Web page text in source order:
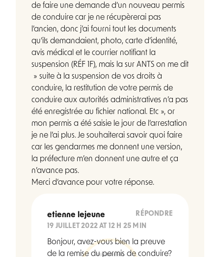
de faire une demande d’un nouveau permis
de conduire car je ne récupèrerai pas
l’ancien, donc j’ai fourni tout les documents
qu’ils demandaient, photo, carte d’identité,
avis médical et le courrier notifiant la
suspension (RÉF 1F), mais la sur ANTS on me dit
» suite à la suspension de vos droits à
conduire, la restitution de votre permis de
conduire aux autorités administratives n’a pas
été enregistrée au fichier national. Etc », or
mon permis a été saisie le jour de l’arrestation
je ne l’ai plus. Je souhaiterai savoir quoi faire
car les gendarmes me donnent une version,
la préfecture m’en donnent une autre et ça
n’avance pas.
Merci d’avance pour votre réponse.
etienne lejeune
19 JUILLET 2022 AT 12 H 25 MIN
RÉPONDRE
Bonjour, avez-vous bien la preuve
de la remise du permis de conduire?